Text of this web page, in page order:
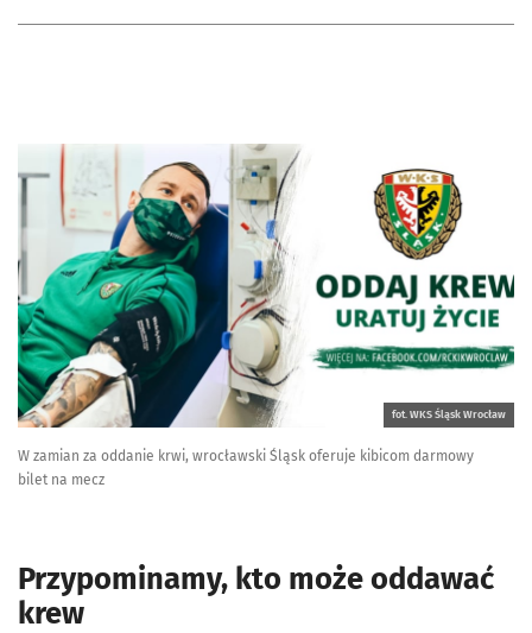
fot. WKS Śląsk Wrocław
W zamian za oddanie krwi, wrocławski Śląsk oferuje kibicom darmowy
bilet na mecz
Przypominamy, kto może oddawać
krew